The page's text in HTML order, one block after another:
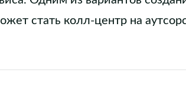
стать колл-центр на